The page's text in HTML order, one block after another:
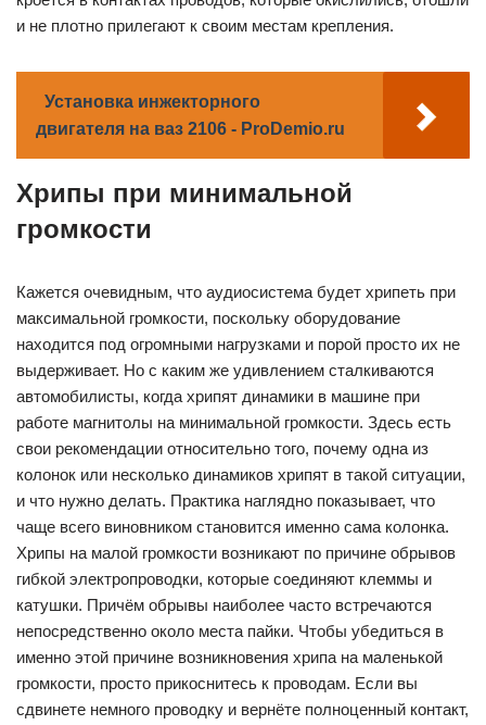
и не плотно прилегают к своим местам крепления.
Установка инжекторного
двигателя на ваз 2106 - ProDemio.ru
Хрипы при минимальной
громкости
Кажется очевидным, что аудиосистема будет хрипеть при
максимальной громкости, поскольку оборудование
находится под огромными нагрузками и порой просто их не
выдерживает. Но с каким же удивлением сталкиваются
автомобилисты, когда хрипят динамики в машине при
работе магнитолы на минимальной громкости. Здесь есть
свои рекомендации относительно того, почему одна из
колонок или несколько динамиков хрипят в такой ситуации,
и что нужно делать. Практика наглядно показывает, что
чаще всего виновником становится именно сама колонка.
Хрипы на малой громкости возникают по причине обрывов
гибкой электропроводки, которые соединяют клеммы и
катушки. Причём обрывы наиболее часто встречаются
непосредственно около места пайки. Чтобы убедиться в
именно этой причине возникновения хрипа на маленькой
громкости, просто прикоснитесь к проводам. Если вы
сдвинете немного проводку и вернёте полноценный контакт,